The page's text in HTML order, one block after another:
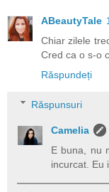
ABeautyTale
Chiar zilele
Cred ca o s-o
Răspundeți
Răspunsuri
Camelia
E buna, nu
incurcat. Eu